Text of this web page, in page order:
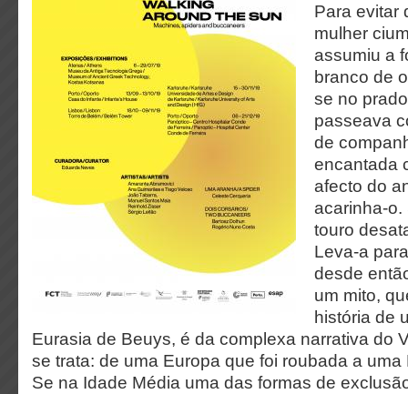
Para evitar
mulher
assumiu a
branco de
se no
passeava
de
encantada
afecto do
acarinha-o.
touro
Leva-a
desde
um mito,
história de
Eurasia de Beuys, é da complexa narrativa do
se trata: de uma Europa que foi roubada a
Se na Idade Média uma das formas de